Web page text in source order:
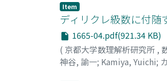
Item
ディリクレ級数に付随
1665-04.pdf(921.34 KB)
( 京都大学数理解析研究所 ,
神谷, 諭一; Kamiya, Yuichi;